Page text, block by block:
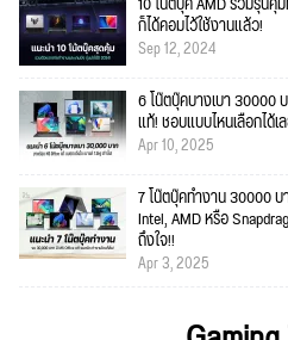
ก็ได้คอมไว้ใช้งานแล้ว!
Sep 12, 2024
6 โน๊ตบุ๊คบางเบา 30000
แท้! ชอบแบบไหนเลือกได้เ
Apr 10, 2025
7 โน๊ตบุ๊คทำงาน 30000
Intel, AMD หรือ
ถึงใจ!!
Apr 3, 2025